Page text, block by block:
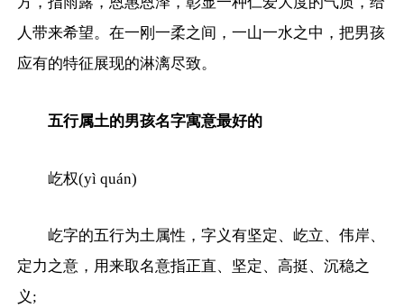
人带来希望。在一刚一柔之间，一山一水之中，把男孩
应有的特征展现的淋漓尽致。
五行属土的男孩名字寓意最好的
屹权(yì quán)
屹字的五行为土属性，字义有坚定、屹立、伟岸、
定力之意，用来取名意指正直、坚定、高挺、沉稳之
义;